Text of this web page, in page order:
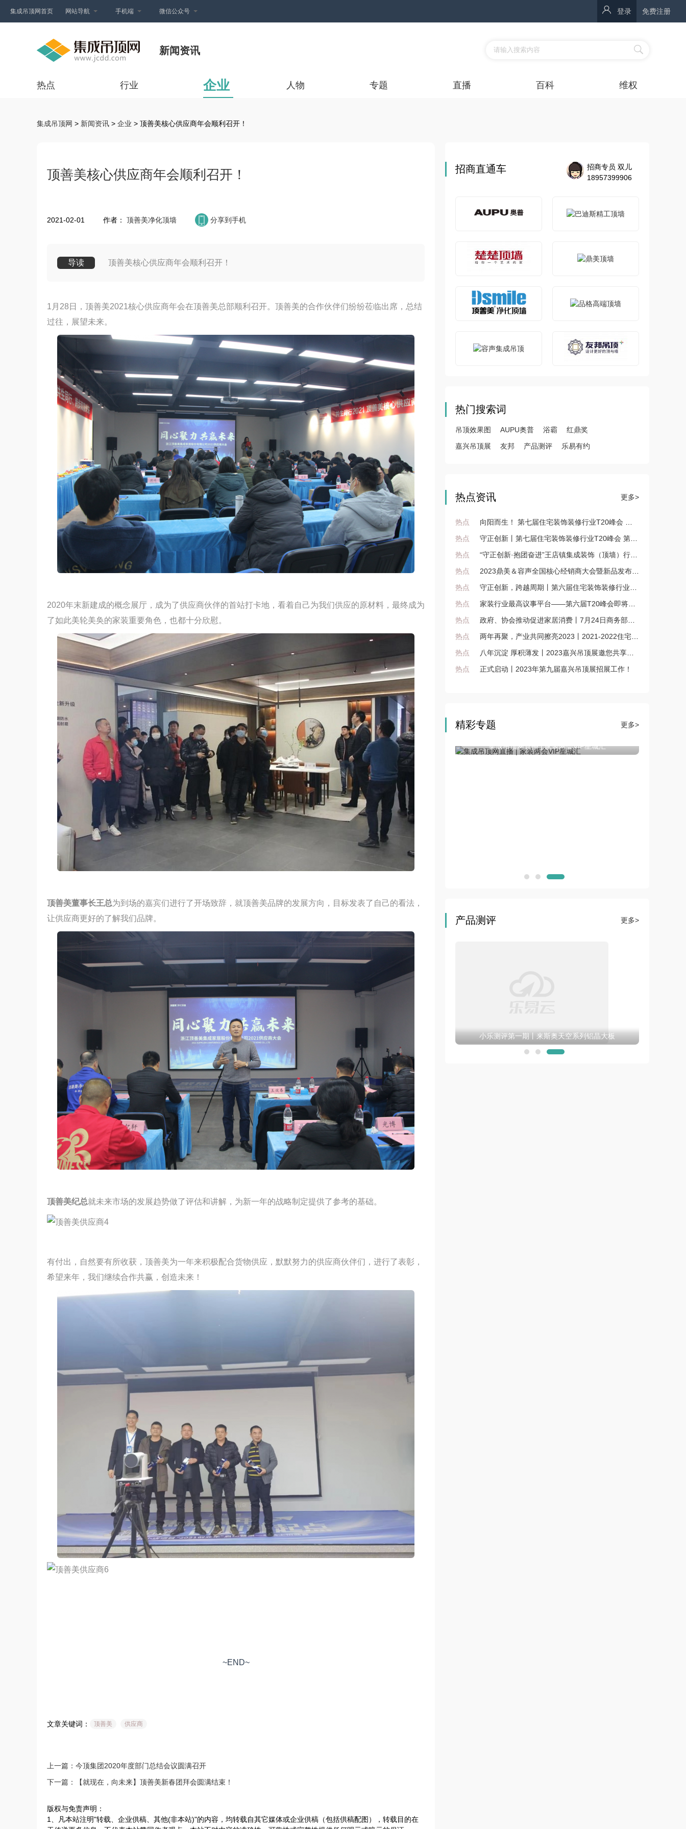
集成吊顶网首页 网站导航 手机端 微信公众号 登录 免费注册
新闻资讯
热点 行业 企业 人物 专题 直播 百科 维权
集成吊顶网 > 新闻资讯 > 企业 > 顶善美核心供应商年会顺利召开！
顶善美核心供应商年会顺利召开！
2021-02-01 作者： 顶善美净化顶墙 分享到手机
导读 顶善美核心供应商年会顺利召开！
1月28日，顶善美2021核心供应商年会在顶善美总部顺利召开。顶善美的合作伙伴们纷纷莅临出席，总结
过往，展望未来。
2020年末新建成的概念展厅，成为了供应商伙伴的首站打卡地，看着自己为我们供应的原材料，最终成为
了如此美轮美奂的家装重要角色，也都十分欣慰。
顶善美董事长王总为到场的嘉宾们进行了开场致辞，就顶善美品牌的发展方向，目标发表了自己的看法，
让供应商更好的了解我们品牌。
顶善美纪总就未来市场的发展趋势做了评估和讲解，为新一年的战略制定提供了参考的基础。
有付出，自然要有所收获，顶善美为一年来积极配合货物供应，默默努力的供应商伙伴们，进行了表彰，
希望来年，我们继续合作共赢，创造未来！
~END~
文章关键词： 顶善美 供应商
上一篇：今顶集团2020年度部门总结会议圆满召开
下一篇：【就现在，向未来】顶善美新春团拜会圆满结束！
版权与免责声明：
1、凡本站注明"转载、企业供稿、其他(非本站)"的内容，均转载自其它媒体或企业供稿（包括供稿配图），转载目的在
招商直通车
招商专员 双儿
18957399906
热门搜索词
吊顶效果图 AUPU奥普 浴霸
红鼎奖
嘉兴吊顶展
友邦 产品测评 乐易有约
热点资讯 更多>
热点
向阳而生！ 第七届住宅装饰装修行业T20峰会 第五届住宅产业供需链大会，传递正确价值观下的有效方法论！
热点
守正创新丨第七届住宅装饰装修行业T20峰会 第五届住宅产业供需链大会广州开幕
热点
“守正创新·抱团奋进”王店镇集成装饰（顶墙）行业大会暨年会盛大召开
热点
2023鼎美＆容声全国核心经销商大会暨新品发布会即将召开！
热点
守正创新，跨越周期丨第六届住宅装饰装修行业T20大会、第四届家装产业供需链大会在长沙召开
热点
家装行业最高议事平台——第六届T20峰会即将聚汇长沙
热点
政府、协会推动促进家居消费丨7月24日商务部在京召开贯彻落实促进家居消费若干措施座谈会
热点
两年再聚，产业共同擦亮2023丨2021-2022住宅产业年会广州召开
热点
八年沉淀 厚积薄发丨2023嘉兴吊顶展邀您共享顶墙新机遇！
热点
正式启动丨2023年第九届嘉兴吊顶展招展工作！
精彩专题 更多>
集成吊顶网直播 | 第六届住宅装饰装修行业T20大会、第四
届住宅产业供需链大会
集成吊顶网直播 | 家装两会VIP星城汇
产品测评 更多>
小乐测评第一期丨来斯奥天空系列铝晶大板